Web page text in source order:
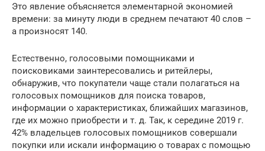
Это явление объясняется элементарной экономией
времени: за минуту люди в среднем печатают 40 слов –
а произносят 140.
Естественно, голосовыми помощниками и
поисковиками заинтересовались и ритейлеры,
обнаружив, что покупатели чаще стали полагаться на
голосовых помощников для поиска товаров,
информации о характеристиках, ближайших магазинов,
где их можно приобрести и т. д. Так, к середине 2019 г.
42% владельцев голосовых помощников совершали
покупки или искали информацию о товарах с помощью